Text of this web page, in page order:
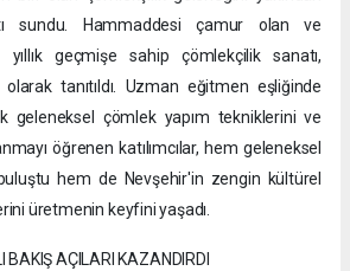
sundu. Hammaddesi çamur olan ve
geçmişe sahip çömlekçilik sanatı,
tanıtıldı. Uzman eğitmen eşliğinde
geleneksel çömlek yapım tekniklerini ve
öğrenen katılımcılar, hem geleneksel
hem de Nevşehir'in zengin kültürel
üretmenin keyfini yaşadı.
BAKIŞ AÇILARI KAZANDIRDI